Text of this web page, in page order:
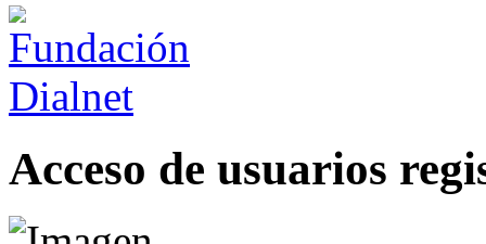
Acceso de usuarios